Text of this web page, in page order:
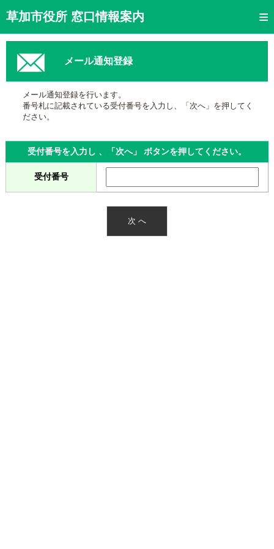
草加市役所 窓口情報案内
トップページ
窓口混雑状況
待ち状況確認
交付状況確認
メール通知登録
混雑予想カレンダー
メール通知登録
メール通知登録を行います。
番号札に記載されている受付番号を入力し、「次へ」を押してく
ださい。
受付番号を入力し 、「次へ」 ボタンを押してください。
受付番号